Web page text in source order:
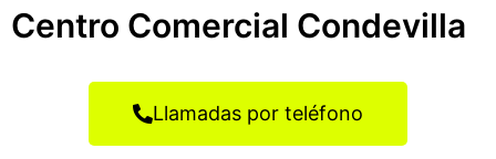
Centro Comercial Condevilla
Llamadas por teléfono